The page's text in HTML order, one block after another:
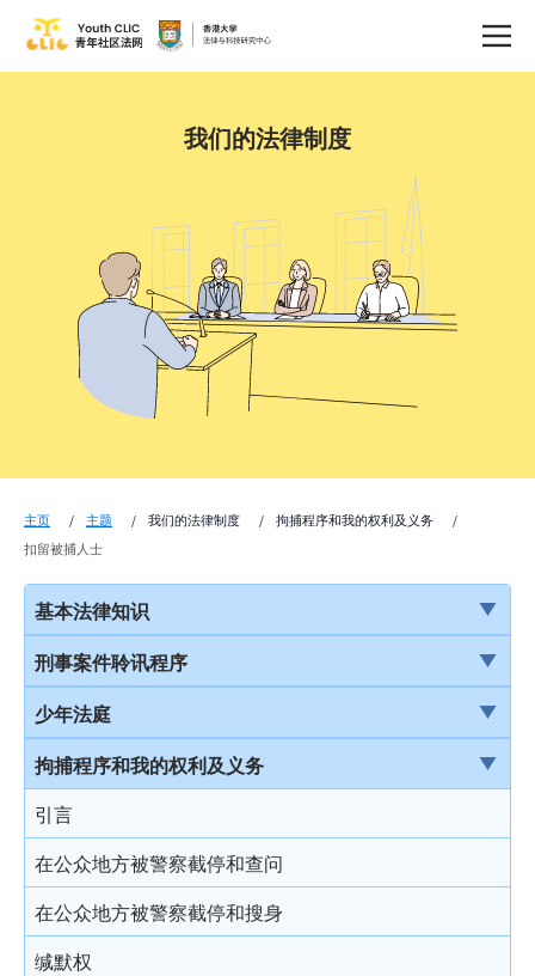
我们的法律制度
主页 主题 我们的法律制度
拘捕程序和我的权利及义务
扣留被捕人士
基本法律知识
法治
香港法律来源
刑事诉讼及民事诉讼
事务律师与大律师
简介律政司
香港法院及司法机构
刑事案件聆讯程序
刑事案件一般聆讯程序
经公诉程序定罪及经简易程序定罪
首次聆讯
认罪
求情及判刑
认罪对判刑的影响
少年法庭
少年法庭的司法管辖权
保护少年罪犯
少年法庭的聆讯程序
少年罪犯惩罚的限制
判刑原则
拘捕程序和我的权利及义务
引言
在公众地方被警察截停和查问
在公众地方被警察截停和搜身
缄默权